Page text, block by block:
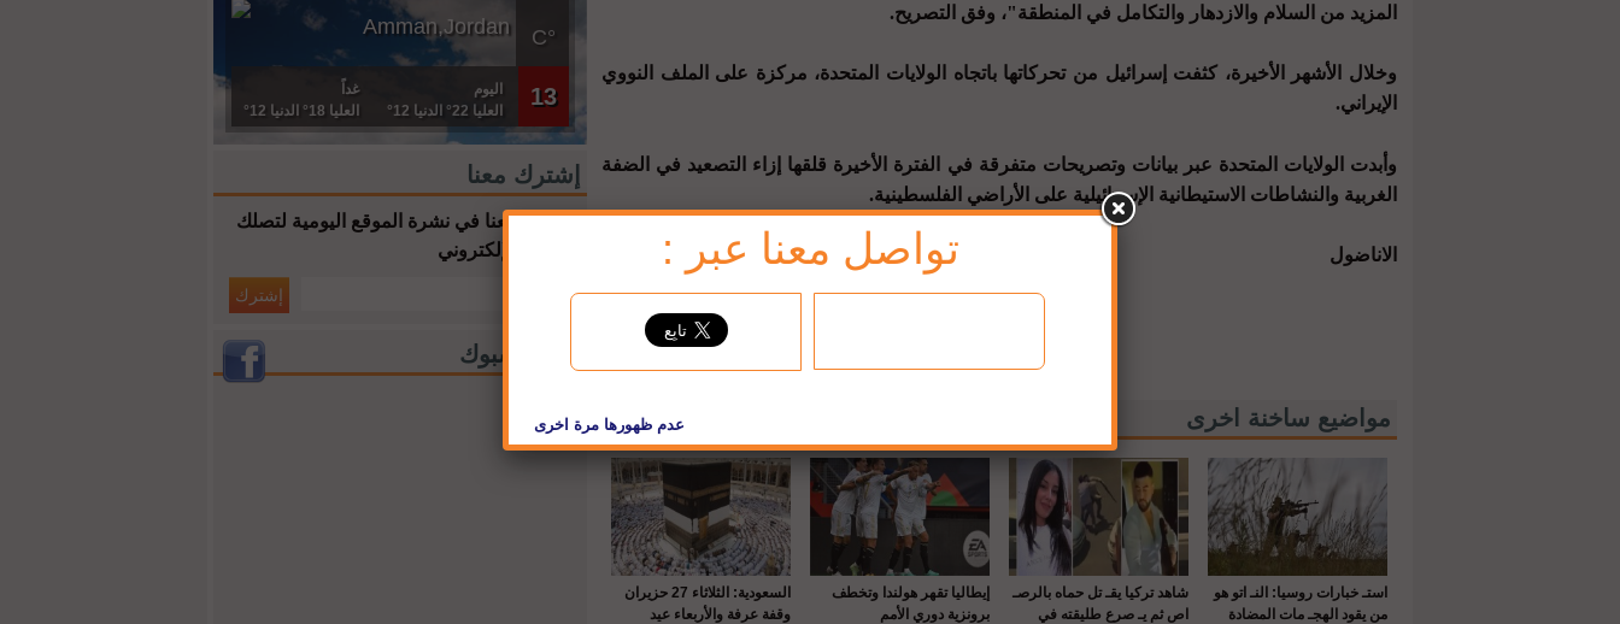
°C
Amman,Jordan
13
اليوم
العليا 22° الدنيا 12°
غداً
العليا 18° الدنيا 12°
إشترك معنا
إشترك معنا في نشرة الموقع اليومية لتصلك
لبريدك الإلكتروني
المزيد من السلام والازدهار والتكامل في المنطقة"، وفق التصريح.
وخلال الأشهر الأخيرة، كثفت إسرائيل من تحركاتها باتجاه الولايات المتحدة، مركزة على الملف النووي
الإيراني.
وأبدت الولايات المتحدة عبر بيانات وتصريحات متفرقة في الفترة الأخيرة قلقها إزاء التصعيد في الضفة
الغربية والنشاطات الاستيطانية الإسرائيلية على الأراضي الفلسطينية.
الاناضول
مواضيع ساخنة اخرى
استـ خبارات روسيا: النـ اتو هو
من يقود الهجـ مات المضادة
شاهد تركيا يقـ تل حماه بالرصـ
اص ثم يـ صرع طليقته في
إيطاليا تقهر هولندا وتخطف
برونزية دوري الأمم
السعودية: الثلاثاء 27 حزيران
وقفة عرفة والأربعاء عيد
تواصل معنا عبر :